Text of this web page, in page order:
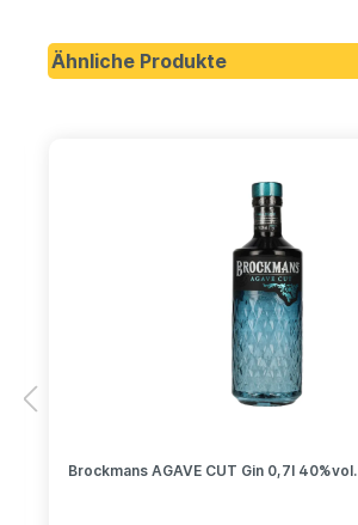
Ähnliche Produkte
Brockmans AGAVE CUT Gin 0,7l 40%vol.